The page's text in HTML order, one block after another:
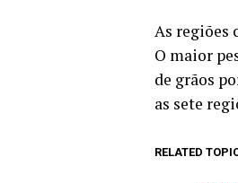
As regiões
O maior
de grãos
as sete
RELATED